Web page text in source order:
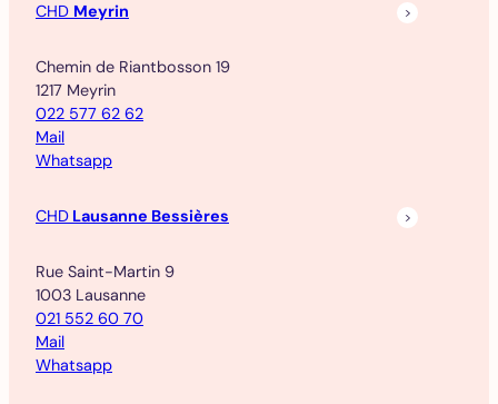
CHD Meyrin
Chemin de Riantbosson 19
1217 Meyrin
022 577 62 62
Mail
Whatsapp
CHD Lausanne Bessières
Rue Saint-Martin 9
1003 Lausanne
021 552 60 70
Mail
Whatsapp